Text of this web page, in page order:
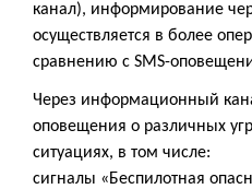
канал), информирование
осуществляется в более
сравнению с SMS-
Через информационный
оповещения о различных
ситуациях, в том числе:
сигналы «Беспилотная